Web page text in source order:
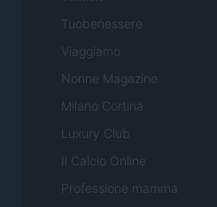
Tuobenessere
Viaggiamo
Nonne Magazine
Milano Cortina
Luxury Club
Il Calcio Online
Professione mamma